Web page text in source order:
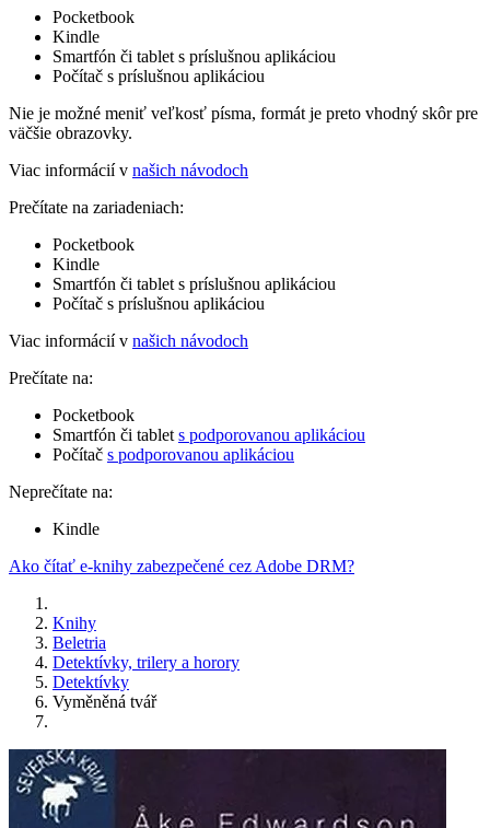
Pocketbook
Kindle
Smartfón či tablet s príslušnou aplikáciou
Počítač s príslušnou aplikáciou
Nie je možné meniť veľkosť písma, formát je preto vhodný skôr pre
väčšie obrazovky.
Viac informácií v našich návodoch
Prečítate na zariadeniach:
Pocketbook
Kindle
Smartfón či tablet s príslušnou aplikáciou
Počítač s príslušnou aplikáciou
Viac informácií v našich návodoch
Prečítate na:
Pocketbook
Smartfón či tablet s podporovanou aplikáciou
Počítač s podporovanou aplikáciou
Neprečítate na:
Kindle
Ako čítať e-knihy zabezpečené cez Adobe DRM?
Knihy
Beletria
Detektívky, trilery a horory
Detektívky
Vyměněná tvář